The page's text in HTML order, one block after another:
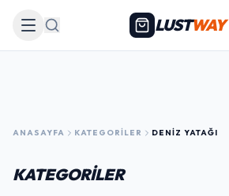
Arama LUSTWAY
ANASAYFA KATEGORILER DENIZ YATAĞI
KATEGORİLER